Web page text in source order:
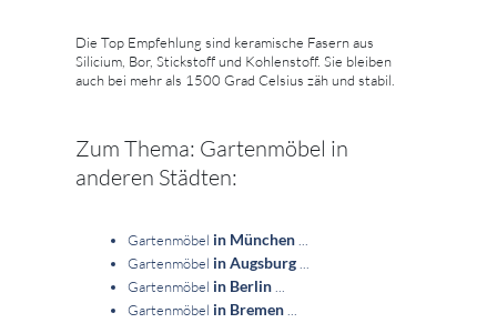
Die Top Empfehlung sind keramische Fasern aus
Silicium, Bor, Stickstoff und Kohlenstoff. Sie bleiben
auch bei mehr als 1500 Grad Celsius zäh und stabil.
Zum Thema: Gartenmöbel in
anderen Städten:
Gartenmöbel in München
Gartenmöbel in Augsburg
Gartenmöbel in Berlin
Gartenmöbel in Bremen